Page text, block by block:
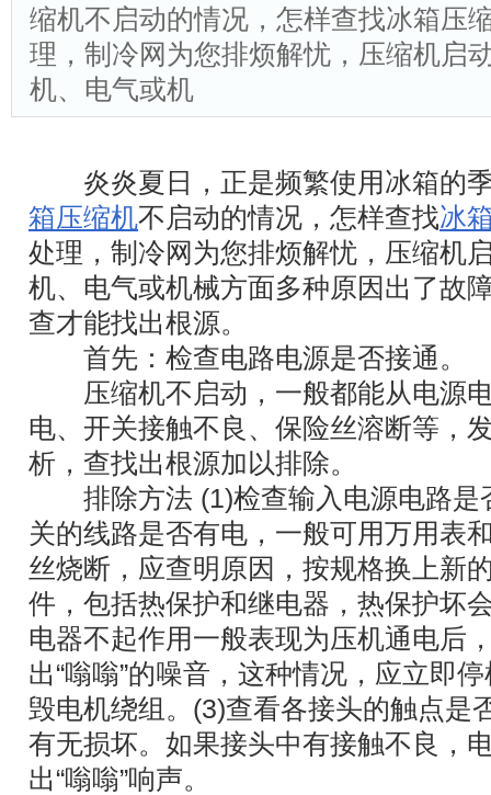
缩机不启动的情况，怎样查找冰箱压
理，制冷网为您排烦解忧，压缩机启
机、电气或机
炎炎夏日，正是频繁使用冰箱的季
箱压缩机不启动的情况，怎样查找冰
处理，制冷网为您排烦解忧，压缩机
机、电气或机械方面多种原因出了故
查才能找出根源。
首先：检查电路电源是否接通。
压缩机不启动，一般都能从电源电
电、开关接触不良、保险丝溶断等，
析，查找出根源加以排除。
排除方法 (1)检查输入电源电路是
关的线路是否有电，一般可用万用表
丝烧断，应查明原因，按规格换上新
件，包括热保护和继电器，热保护坏
电器不起作用一般表现为压机通电后
出“嗡嗡”的噪音，这种情况，应立即
毁电机绕组。(3)查看各接头的触点是
有无损坏。如果接头中有接触不良，
出“嗡嗡”响声。